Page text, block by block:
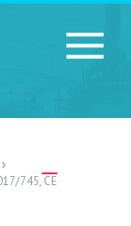
745, СЕ